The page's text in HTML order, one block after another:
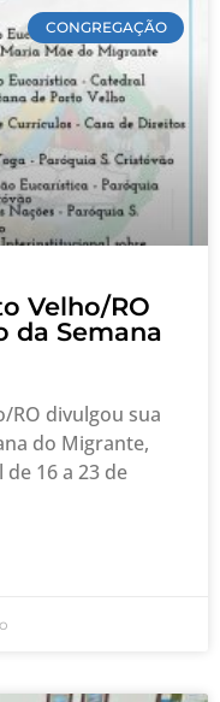
CONGREGAÇÃO
Velho/RO
da Semana
RO divulgou sua
do Migrante,
16 a 23 de